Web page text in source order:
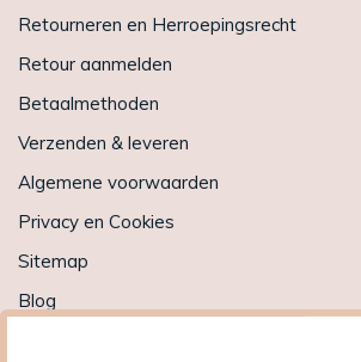
Retourneren en Herroepingsrecht
Retour aanmelden
Betaalmethoden
Verzenden & leveren
Algemene voorwaarden
Privacy en Cookies
Sitemap
Blog